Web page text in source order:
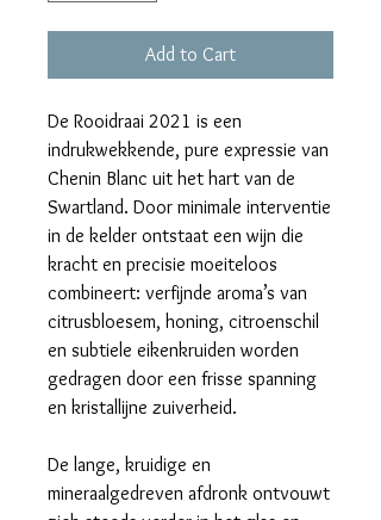
Add to Cart
De Rooidraai 2021 is een
indrukwekkende, pure expressie van
Chenin Blanc uit het hart van de
Swartland. Door minimale interventie
in de kelder ontstaat een wijn die
kracht en precisie moeiteloos
combineert: verfijnde aroma’s van
citrusbloesem, honing, citroenschil
en subtiele eikenkruiden worden
gedragen door een frisse spanning
en kristallijne zuiverheid.
De lange, kruidige en
mineraalgedreven afdronk ontvouwt